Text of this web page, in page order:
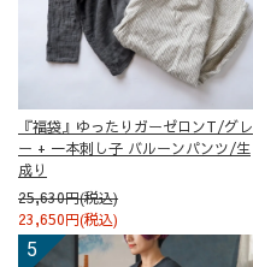
『福袋』ゆったりガーゼロンT/グレ
ー + 一本刺し子 バルーンパンツ/生
成り
25,630円(税込)
23,650円(税込)